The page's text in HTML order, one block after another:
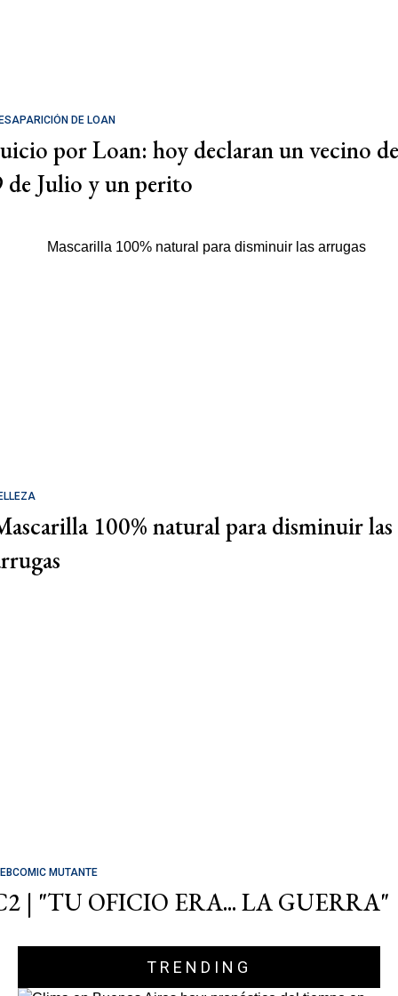
DE LOAN
por Loan: hoy declaran un vecino de
de Julio y un perito
100% natural para disminuir las
MUTANTE
| "TU OFICIO ERA... LA GUERRA"
TRENDING